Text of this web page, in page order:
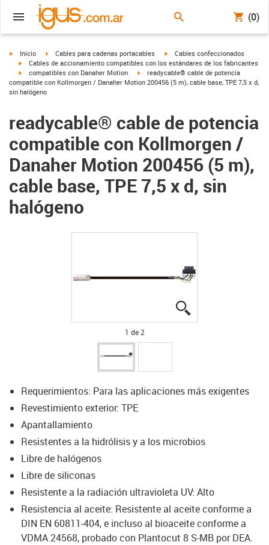
(0)
igus-icon-arrow-right
Inicio igus-icon-arrow-right
Cables para cadenas portacables igus-icon-arrow-right
Cables confeccionados
igus-icon-arrow-right
Cables de accionamiento compatibles con los estándares de los fabricantes
igus-icon-arrow-right
compatibles con Danaher Motion igus-icon-arrow-right
readycable® cable de potencia
compatible con Kollmorgen / Danaher Motion 200456 (5 m), cable base, TPE 7,5 x d,
sin halógeno
readycable® cable de potencia
compatible con Kollmorgen /
Danaher Motion 200456 (5 m),
cable base, TPE 7,5 x d, sin
halógeno
1 de 2
Requerimientos: Para las aplicaciones más exigentes
Revestimiento exterior: TPE
Apantallamiento
Resistentes a la hidrólisis y a los microbios
Libre de halógenos
Libre de siliconas
Resistente a la radiación ultravioleta UV: Alto
Resistencia al aceite: Resistente al aceite conforme a
DIN EN 60811-404, e incluso al bioaceite conforme a
VDMA 24568, probado con Plantocut 8 S-MB por DEA.